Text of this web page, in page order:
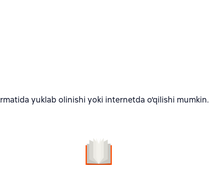
yuklab olinishi yoki internetda o'qilishi mumkin.